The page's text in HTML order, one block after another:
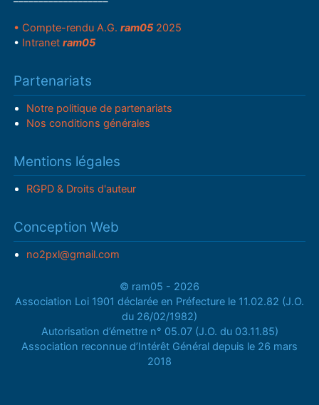
• Compte-rendu A.G.ram05 2025
• Intranetram05
Partenariats
Notre politique de partenariats
Nos conditions générales
Mentions légales
RGPD & Droits d'auteur
Conception Web
no2pxl@gmail.com
© ram05 - 2026
Association Loi 1901 déclarée en Préfecture le 11.02.82 (J.O.
du 26/02/1982)
Autorisation d’émettre n° 05.07 (J.O. du 03.11.85)
Association reconnue d’Intérêt Général depuis le 26 mars
2018